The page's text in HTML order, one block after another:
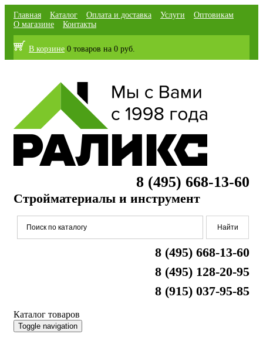
Главная Каталог Оплата и доставка Услуги
Оптовикам
О магазине
Контакты
В корзине 0 товаров на 0 руб.
8 (495) 668-13-60
Стройматериалы и инструмент
8 (495) 668-13-60
8 (495) 128-20-95
8 (915) 037-95-85
Каталог товаров
Toggle navigation